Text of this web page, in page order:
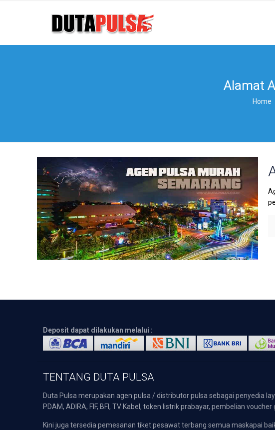
Alamat
Home
Deposit dapat dilakukan melalui :
TENTANG DUTA PULSA
Duta Pulsa merupakan agen pulsa / distributor pulsa sebagai penyedia
PDAM, ADIRA, FIF, BFI, TV Kabel, token listrik prabayar, pembelian
Kini juga tersedia pemesanan tiket pesawat terbang semua maskapai